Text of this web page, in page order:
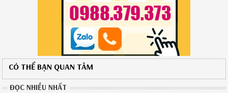
CÓ THỂ BẠN QUAN TÂM
ĐỌC NHIỀU NHẤT